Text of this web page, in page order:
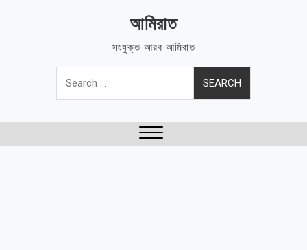
আমিরাত
সংযুক্ত আরব আমিরাত
Search
for: